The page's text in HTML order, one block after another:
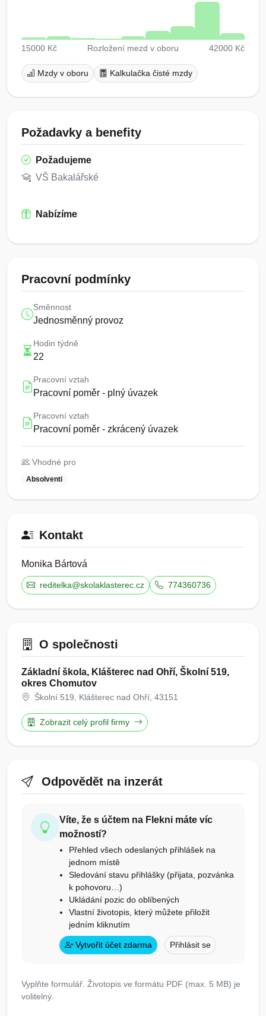
15000 Kč Rozložení mezd v oboru 42000 Kč
Mzdy v oboru Kalkulačka čisté mzdy
Požadavky a benefity
Požadujeme
VŠ Bakalářské
Nabízíme
Pracovní podmínky
Směnnost
Jednosměnný provoz
Hodin týdně
22
Pracovní vztah
Pracovní poměr - plný úvazek
Pracovní vztah
Pracovní poměr - zkrácený úvazek
Vhodné pro
Absolventi
Kontakt
Monika Bártová
reditelka@skolaklasterec.cz 774360736
O společnosti
Základní škola, Klášterec nad Ohří, Školní 519,
okres Chomutov
Školní 519, Klášterec nad Ohří, 43151
Zobrazit celý profil firmy
Odpovědět na inzerát
Víte, že s účtem na Flekni máte víc
možností?
Přehled všech odeslaných přihlášek na
jednom místě
Sledování stavu přihlášky (přijata, pozvánka
k pohovoru…)
Ukládání pozic do oblíbených
Vlastní životopis, který můžete přiložit
jedním kliknutím
Vytvořit účet zdarma Přihlásit se
Vyplňte formulář. Životopis ve formátu PDF (max. 5 MB) je
volitelný.